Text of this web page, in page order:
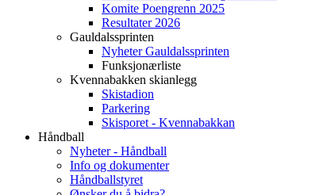
Komite Poengrenn 2025
Resultater 2026
Gauldalssprinten
Nyheter Gauldalssprinten
Funksjonærliste
Kvennabakken skianlegg
Skistadion
Parkering
Skisporet - Kvennabakkan
Håndball
Nyheter - Håndball
Info og dokumenter
Håndballstyret